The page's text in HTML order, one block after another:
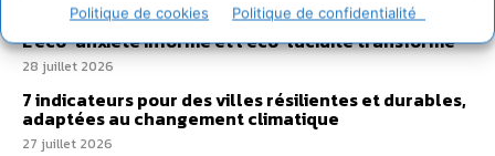
Politique de cookies Politique de confidentialité
29 juillet 2026
L’éco-anxiété informe et l’éco-lucidité transforme
28 juillet 2026
7 indicateurs pour des villes résilientes et durables,
adaptées au changement climatique
27 juillet 2026